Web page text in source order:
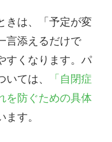
きは、「予定が変
言添えるだけで
すくなります。パ
ては、
「自閉症
を防ぐための具体
す。